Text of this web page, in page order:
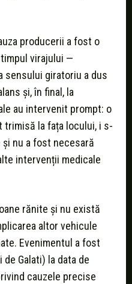
producerii a fost o
virajului —
sensului giratoriu a dus
și, în final, la
au intervenit prompt: o
trimisă la fața locului, i s-
nu a fost necesară
intervenții medicale
rănite și nu există
altor vehicule
Evenimentul a fost
Galati) la data de
cauzele precise